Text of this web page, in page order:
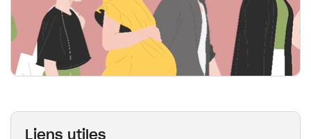
Liens utiles